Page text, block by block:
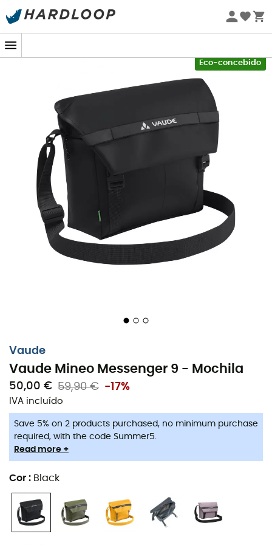
Promoções de verão 🔥 -5% EXTRA a partir de 2 produtos*
Eco-concebido
Vaude
Vaude Mineo Messenger 9 - Mochila
50,00 € 59,90 € -17%
IVA incluído
Save 5% on 2 products purchased, no minimum purchase
required, with the code Summer5.
Read more +
Cor : Black
A bolsa Vaude Mineo Messenger 9, com umdesign
moderno
minimalista,destaca-se
pela sua